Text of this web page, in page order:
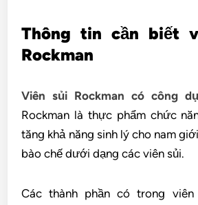
Thông tin cần biết
Rockman
Viên sủi Rockman có công
Rockman là thực phẩm chức
tăng khả năng sinh lý cho nam
bào chế dưới dạng các viên sủi.
Các thành phần có trong